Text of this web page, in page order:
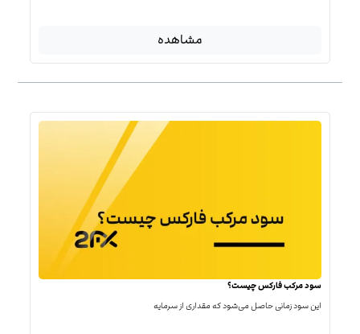
مشاهده
سود مرکب فارکس چیست؟
این سود زمانی حاصل می‌شود که مقداری از سرمایه